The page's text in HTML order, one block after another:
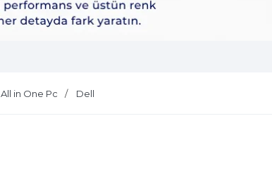
All in One Pc Dell